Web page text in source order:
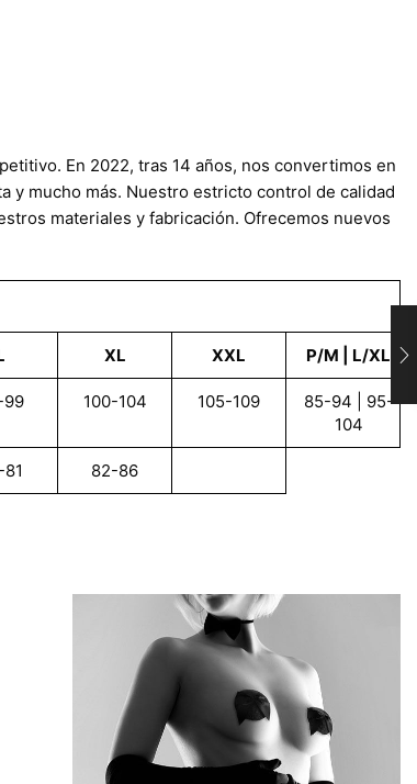
En 2022, tras 14 años, nos convertimos en
y mucho más. Nuestro estricto control de calidad
materiales y fabricación. Ofrecemos nuevos
XL XXL P/M | L/XL
99 100-104 105-109
85-94 | 95-
104
82-86